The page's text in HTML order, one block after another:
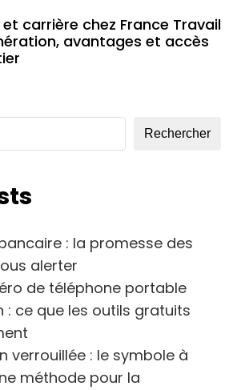
et carrière chez France Travail
avantages et accès
Rechercher
: la promesse des
alerter
de téléphone portable
: ce que les outils gratuits
verrouillée : le symbole à
méthode pour la